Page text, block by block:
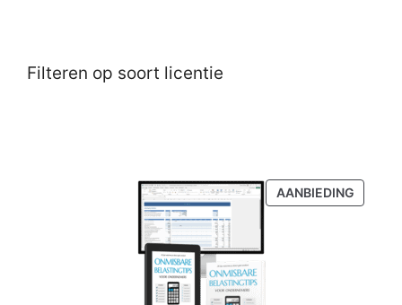
Filteren op soort licentie
AANBIEDING
IN